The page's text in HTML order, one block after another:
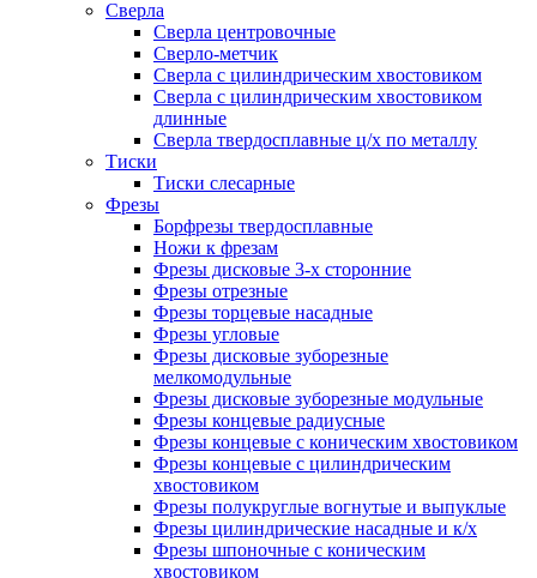
Сверла
Сверла центровочные
Сверло-метчик
Сверла с цилиндрическим хвостовиком
Сверла с цилиндрическим хвостовиком
длинные
Сверла твердосплавные ц/х по металлу
Тиски
Тиски слесарные
Фрезы
Борфрезы твердосплавные
Ножи к фрезам
Фрезы дисковые 3-х сторонние
Фрезы отрезные
Фрезы торцевые насадные
Фрезы угловые
Фрезы дисковые зуборезные
мелкомодульные
Фрезы дисковые зуборезные модульные
Фрезы концевые радиусные
Фрезы концевые с коническим хвостовиком
Фрезы концевые с цилиндрическим
хвостовиком
Фрезы полукруглые вогнутые и выпуклые
Фрезы цилиндрические насадные и к/х
Фрезы шпоночные с коническим
хвостовиком